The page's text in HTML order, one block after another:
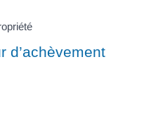
d’achèvement